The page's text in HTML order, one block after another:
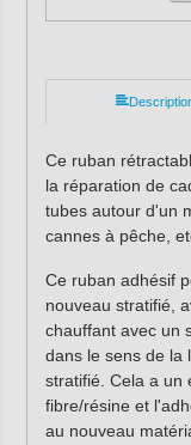
Ce ruban
la réparation de
tubes autour d'un
cannes à pêche,
Ce ruban adhésif
nouveau stratifié,
chauffant avec un
dans le sens de la
stratifié. Cela a un
fibre/résine et
au nouveau